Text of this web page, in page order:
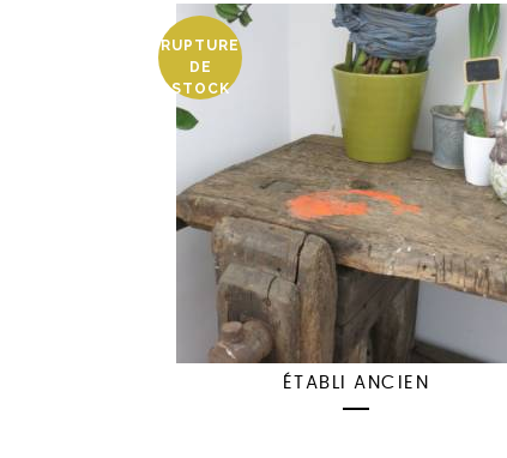
RUPTURE
DE
STOCK
ÉTABLI ANCIEN